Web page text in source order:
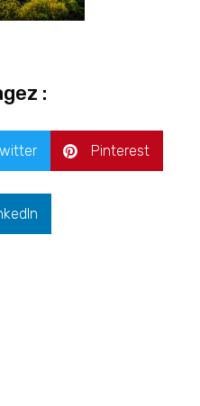
:
Pinterest